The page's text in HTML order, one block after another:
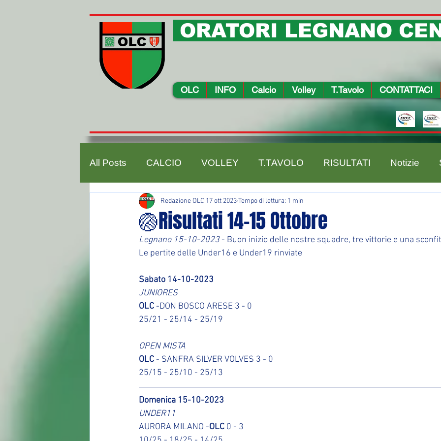
ORATORI LEGNANO
OLC INFO Calcio Volley T.Tavolo CONTATTACI
All Posts CALCIO VOLLEY T.TAVOLO RISULTATI Notizie
🏐Risultati 14-15 Ottobre
Redazione OLC 17 ott 2023Tempo di lettura: 1 min
Legnano 15-10-2023 - Buon inizio delle nostre squadre, tre vittorie e una
Le pertite delle Under16 e Under19 rinviate
Sabato 14-10-2023
JUNIORES
OLC -DON BOSCO ARESE 3 - 0
25/21 - 25/14 - 25/19
OPEN MISTA
OLC - SANFRA SILVER VOLVES 3 - 0
25/15 - 25/10 - 25/13
Domenica 15-10-2023
UNDER11
AURORA MILANO -OLC 0 - 3